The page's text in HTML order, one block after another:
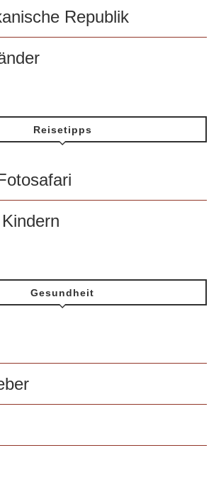
Republik
Reisetipps
Gesundheit